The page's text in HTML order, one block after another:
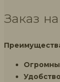
Заказ